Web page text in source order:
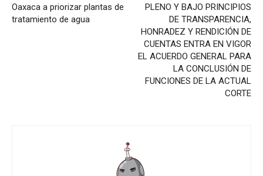
Oaxaca a priorizar plantas de
tratamiento de agua
PLENO Y BAJO PRINCIPIOS
DE TRANSPARENCIA,
HONRADEZ Y RENDICIÓN DE
CUENTAS ENTRA EN VIGOR
EL ACUERDO GENERAL PARA
LA CONCLUSIÓN DE
FUNCIONES DE LA ACTUAL
CORTE